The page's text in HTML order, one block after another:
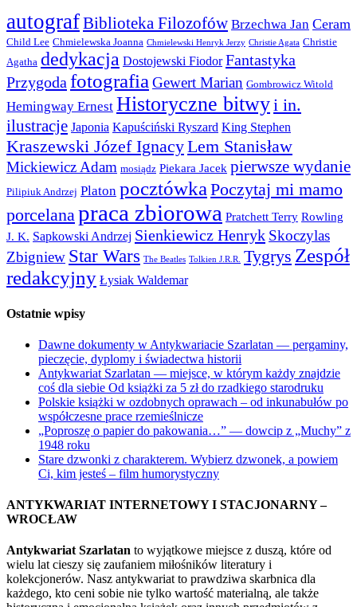
autografBiblioteka Filozofów Brzechwa Jan Ceram
Child Lee Chmielewska Joanna Chmielewski Henryk Jerzy Christie Agata Christie
Agatha dedykacja Dostojewski Fiodor Fantastyka
Przygoda fotografia Gewert Marian Gombrowicz Witold
Hemingway Ernest Historyczne bitwyi in.
ilustracje Japonia Kapuściński Ryszard King Stephen
Kraszewski Józef IgnacyLem Stanisław
Mickiewicz Adam mosiądz Piekara Jacek pierwsze wydanie
Pilipiuk Andrzej Platon pocztówka Poczytaj mi mamo
porcelanapraca zbiorowa Pratchett Terry Rowling
J. K. Sapkowski Andrzej Sienkiewicz Henryk Skoczylas
Zbigniew Star Wars The Beatles Tolkien J.R.R. Tygrys Zespół
redakcyjny Łysiak Waldemar
Ostatnie wpisy
Dawne dokumenty w Antykwariacie Szarlatan — pergaminy,
pieczęcie, dyplomy i świadectwa historii
Antykwariat Szarlatan — miejsce, w którym każdy znajdzie
coś dla siebie Od książki za 5 zł do rzadkiego starodruku
Polskie książki w ozdobnych oprawach – od inkunabułów po
współczesne prace rzemieślnicze
„Poproszę o papier do pakowania…” — dowcip z „Muchy” z
1948 roku
Stare dzwonki z charakterem. Wybierz dzwonek, a powiem
Ci, kim jesteś – film humorystyczny
ANTYKWARIAT INTERNETOWY I STACJONARNY –
WROCŁAW
Antykwariat Szarlatan to wyjątkowe miejsce z duszą, które od
wielu lat cieszy się zaufaniem miłośników literatury i
kolekcjonerów. Nasz antykwariat to prawdziwa skarbnica dla
każdego, kto ceni sobie nie tylko wartość materialną, ale także